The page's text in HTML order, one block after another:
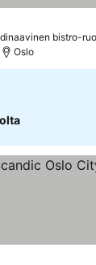
bistro-
Oslo